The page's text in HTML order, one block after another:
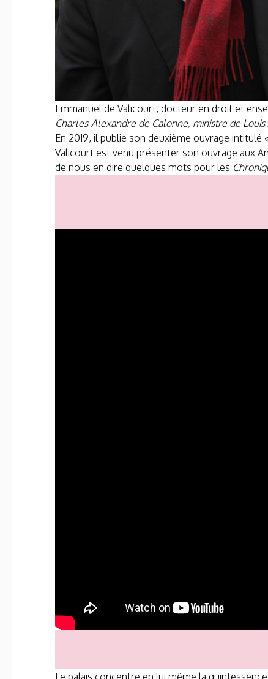
Emmanuel de Valicourt, docteur en droit et
Charles-Alexandre de Calonne, ministre de Louis
En 2019, il publie son deuxième ouvrage intitulé
Valicourt est venu présenter son ouvrage aux
de nous en dire quelques mots pour les
Le palais concentre en lui même la